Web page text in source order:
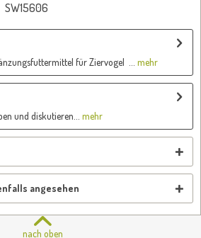
SW15606
für Ziervogel ...
mehr
und diskutieren...
mehr
angesehen
nach oben